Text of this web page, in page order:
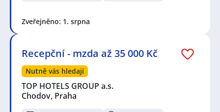
Zveřejněno: 1. srpna
Recepční - mzda až 35 000 Kč
Nutně vás hledají
TOP HOTELS GROUP a.s.
Chodov, Praha